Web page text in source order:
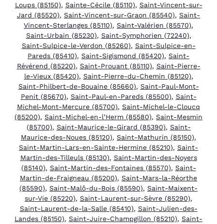
Loups (85150), Sainte-Cécile (85110), Saint-Vincent-sur-
Jard (85520), Saint-Vincent-sur-Graon (85540), Saint-
Vincent-Sterlanges (85110), Saint-Valérien (85570),
Saint-Urbain (85230), Saint-Symphorien (72240),
Saint-Sulpice-le-Verdon (85260), Saint-Sulpice-en-
Pareds (85410), Saint-Sigismond (85420), Saint-
Révérend (85220), Saint-Prouant (85110), Saint-Pierre-
le-Vieux (85420), Saint-Pierre-du-Chemin (85120),
Saint-Philbert-de-Bouaine (85660), Saint-Paul-Mont-
Penit (85670), Saint-Paul-en-Pareds (85500), Saint-
Michel-Mont-Mercure (85700), Saint-Michel-le-Cloucq
(85200), Saint-Michel-en-l’Herm (85580), Saint-Mesmin
(85700), Saint-Maurice-le-Girard (85390), Saint-
Maurice-des-Noues (85120), Saint-Mathurin (85150),
Saint-Martin-Lars-en-Sainte-Hermine (85210), Saint-
Martin-des-Tilleuls (85130), Saint-Martin-des-Noyers
(85140), Saint-Martin-des-Fontaines (85570), Saint-
Martin-de-Fraigneau (85200), Saint-Mars-la-Réorthe
(85590), Saint-Malô-du-Bois (85590), Saint-Maixent-
sur-Vie (85220), Saint-Laurent-sur-Sèvre (85290),
Saint-Laurent-de-la-Salle (85410), Saint-Julien-des-
Landes (85150), Saint-Juire-Champgillon (85210), Saint-